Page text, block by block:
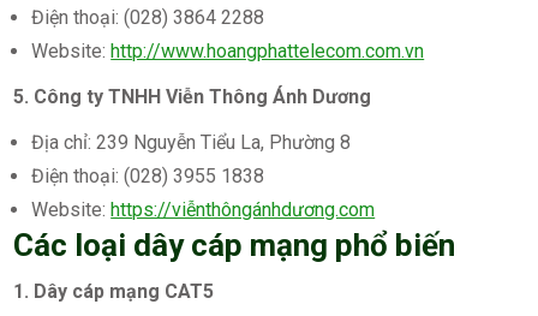
Điện thoại: (028) 3864 2288
Website:http://www.hoangphattelecom.com.vn
5. Công ty TNHH Viễn Thông Ánh Dương
Địa chỉ: 239 Nguyễn Tiểu La, Phường 8
Điện thoại: (028) 3955 1838
Website:https://viễnthôngánhdương.com
Các loại dây cáp mạng phổ biến
1. Dây cáp mạng CAT5